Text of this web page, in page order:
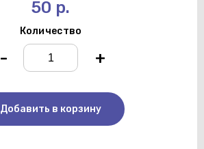
50 р.
Количество
- +
Добавить в корзину